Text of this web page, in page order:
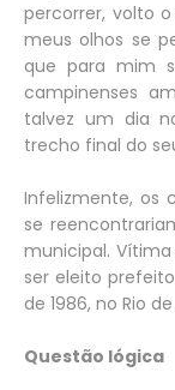
percorrer, volto
meus olhos se
que para mim
campinenses
talvez um dia
trecho final do
Infelizmente, os
se
municipal.
ser eleito
de 1986, no Rio
Questão lógica